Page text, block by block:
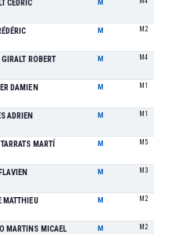
CÉDRIC M
M M2
ROBERT M M4
DAMIEN M M1
ADRIEN M M1
MARTÍ M M5
M M3
MATTHIEU M M2
MARTINS MICAEL M M2